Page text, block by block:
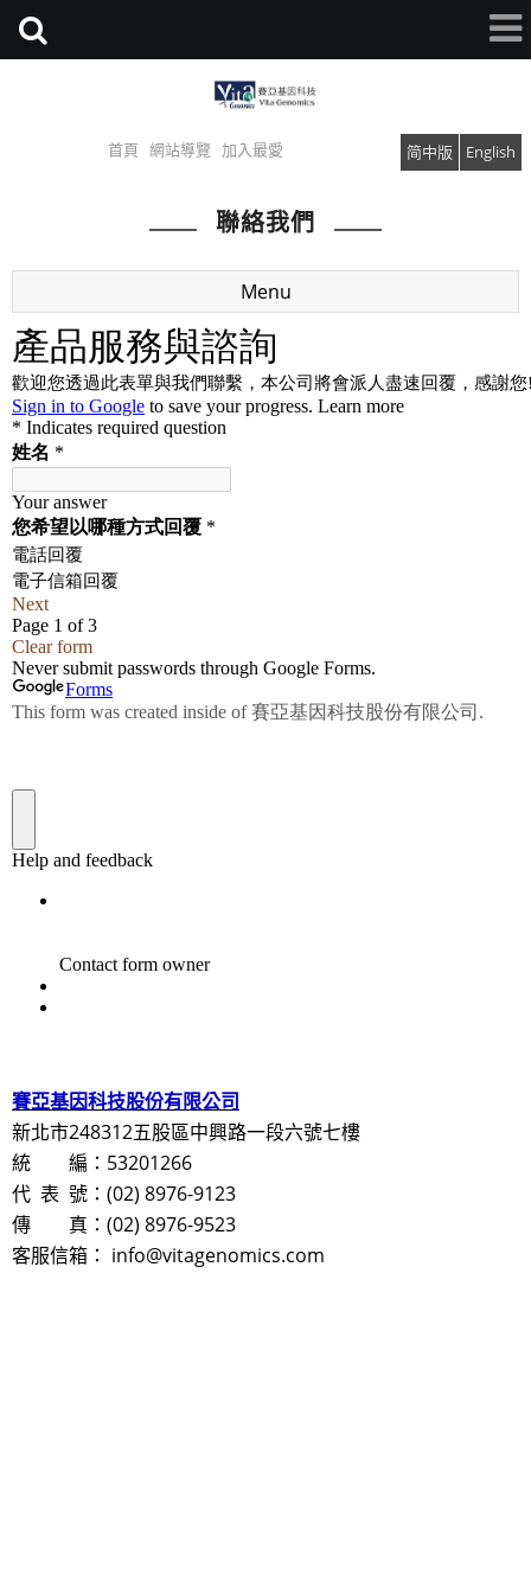
首頁 網站導覽 加入最愛 简中版 English
聯絡我們
Menu
賽亞基因科技股份有限公司
新北市248312五股區中興路一段六號七樓
統 編：53201266
代 表 號：(02) 8976-9123
傳 真：(02) 8976-9523
客服信箱： info@vitagenomics.com